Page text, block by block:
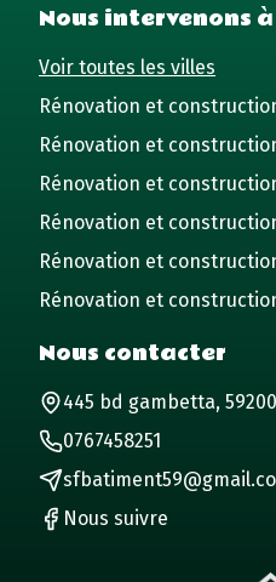
Nous intervenons à
Voir toutes les villes
Rénovation et
Rénovation et
Rénovation et
Rénovation et
Rénovation et
Rénovation et
Nous contacter
445 bd gambetta, 59200
0767458251
Nous suivre